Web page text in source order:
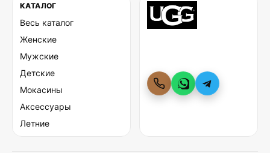
КАТАЛОГ
Весь каталог
Женские
Мужские
Детские
Мокасины
Аксессуары
Летние